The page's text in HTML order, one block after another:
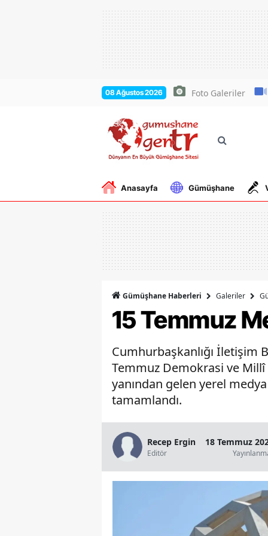
08 Ağustos 2026 Foto Galeriler
Anasayfa Gümüşhane
Gümüşhane Haberleri Galeriler
15 Temmuz
Cumhurbaşkanlığı İletişim
Temmuz Demokrasi ve
yanından gelen yerel
tamamlandı.
Recep Ergin
Editör
18 Temmuz